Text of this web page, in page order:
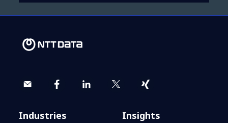
Industries
Insights